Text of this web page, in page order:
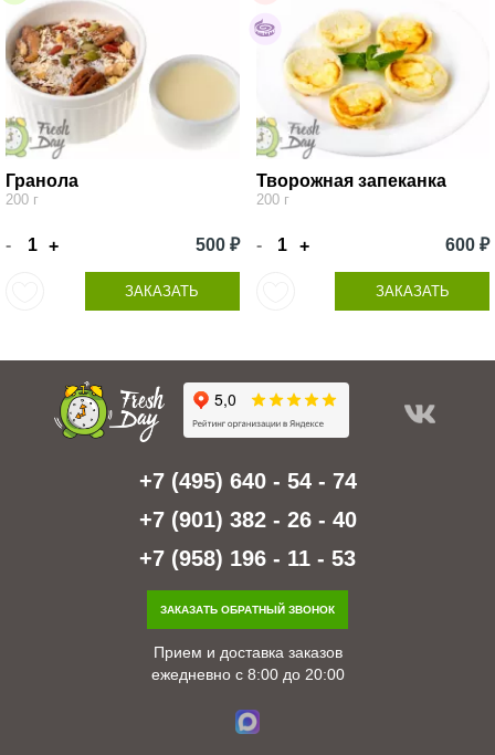
Гранола
200 г
- + 500 ₽
ЗАКАЗАТЬ
Творожная запеканка
200 г
- + 600 ₽
ЗАКАЗАТЬ
+7 (495) 640 - 54 - 74
+7 (901) 382 - 26 - 40
+7 (958) 196 - 11 - 53
ЗАКАЗАТЬ ОБРАТНЫЙ ЗВОНОК
Прием и доставка заказов
ежедневно с 8:00 до 20:00